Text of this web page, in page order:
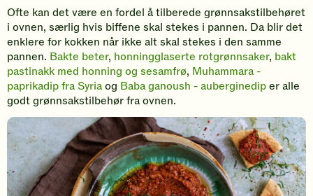
Ofte kan det være en fordel å tilberede grønnsakstilbehøret
i ovnen, særlig hvis biffene skal stekes i pannen. Da blir det
enklere for kokken når ikke alt skal stekes i den samme
pannen. Bakte beter, honningglaserte rotgrønnsaker, bakt
pastinakk med honning og sesamfrø, Muhammara -
paprikadip fra Syriaog Baba ganoush - auberginediper alle
godt grønnsakstilbehør fra ovnen.